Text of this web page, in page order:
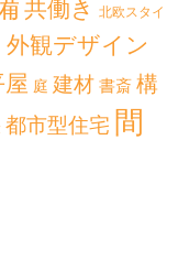
共働き 北欧スタイ
外観デザイン
庭 建材 書斎 構
都市型住宅 間